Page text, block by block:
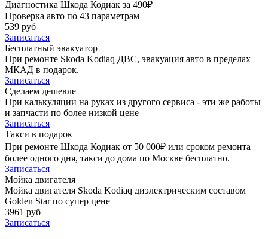
Диагностика Шкода Кодиак за 490₽
Проверка авто по 43 параметрам
539 руб
Записаться
Бесплатный эвакуатор
При ремонте Skoda Kodiaq ДВС, эвакуация авто в пределах
МКАД в подарок.
Записаться
Сделаем дешевле
При калькуляции на руках из другого сервиса - эти же работы
и запчасти по более низкой цене
Записаться
Такси в подарок
При ремонте Шкода Кодиак от 50 000₽ или сроком ремонта
более одного дня, такси до дома по Москве бесплатно.
Записаться
Мойка двигателя
Мойка двигателя Skoda Kodiaq диэлектрическим составом
Golden Star по супер цене
3961 руб
Записаться